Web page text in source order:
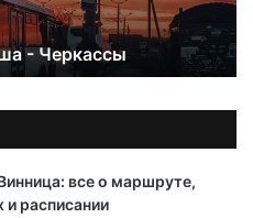
- Черкассы
все о маршруте,
и расписании